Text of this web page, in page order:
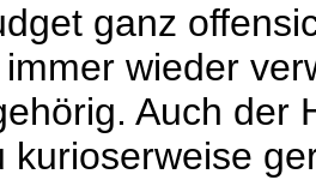
ganz
wieder
Auch der
kurioserweise